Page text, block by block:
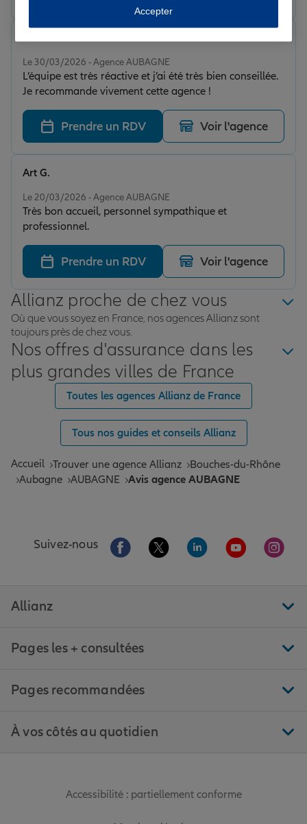
Le 30/03/2026 - Agence AUBAGNE
L’équipe est très réactive et j’ai été très bien conseillée.
Je recommande vivement cette agence !
Charlene F.
Prendre un RDV Voir l'agence
Le 20/03/2026 - Agence AUBAGNE
Très bon accueil, personnel sympathique et
professionnel.
Art G.
Prendre un RDV Voir l'agence
Allianz proche de chez vous
Où que vous soyez en France, nos agences Allianz sont
toujours près de chez vous.
Nos offres d'assurance dans les
plus grandes villes de France
Toutes les agences Allianz de France
Tous nos guides et conseils Allianz
Accueil Trouver une agence Allianz
Bouches-du-Rhône
Aubagne AUBAGNE Avis agence AUBAGNE
Suivez-nous Aller sur la page Facebook de Allianz
Aller sur la page Twitter de
Aller sur la page
Aller sur la
Aller
Allianz
Pages les + consultées
Pages recommandées
À vos côtés au quotidien
Accessibilité : partiellement conforme
Accepter